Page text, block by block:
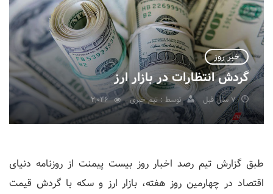
خبر روز
گردش انتظارات در بازار ارز
7 سال قبل توسط : تیم خبری 2,046
طبق گزارش تیم رصد اخبار روز بیست پیمنت از روزنامه دنیای
اقتصاد در چهارمین روز هفته، بازار ارز و سکه با گردش قیمت